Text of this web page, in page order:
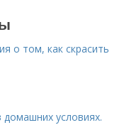
о том, как скрасить
домашних условиях.